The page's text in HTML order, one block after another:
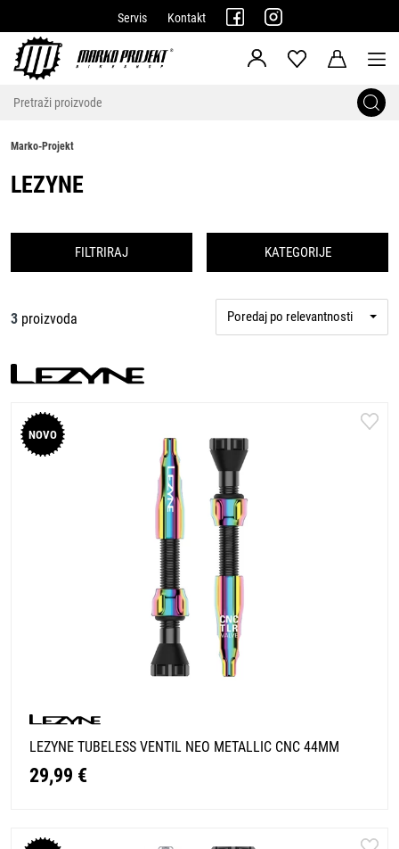
Servis Kontakt
Marko-Projekt
LEZYNE
FILTRIRAJ KATEGORIJE
3 proizvoda Poredaj po relevantnosti
NOVO
LEZYNE TUBELESS VENTIL NEO METALLIC CNC 44MM
29,99 €